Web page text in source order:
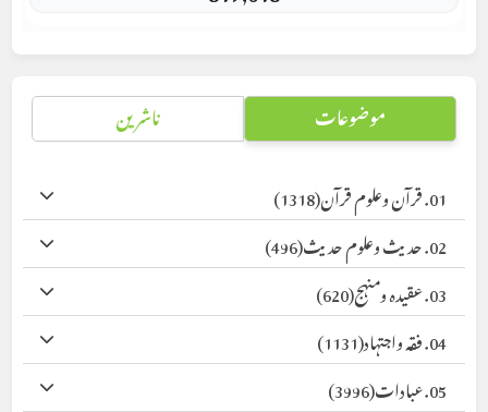
موضوعات ناشرین
01. قرآن وعلوم قرآن
(1318)
02. حدیث وعلوم حدیث
(496)
03. عقیدہ ومنہج
(620)
04. فقہ واجتہاد
(1131)
05. عبادات
(3996)